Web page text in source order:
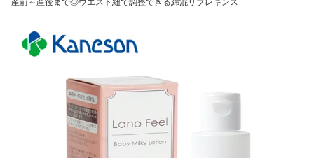
産前～産後まで◎ウエスト紐で調整できる綿混リブレギンス